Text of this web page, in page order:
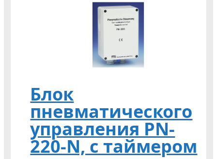
Блок
пневматического
управления PN-
220-N, с таймером